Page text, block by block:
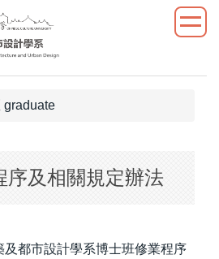
graduate
序及相關規定辦法
及都市設計學系博士班修業程序